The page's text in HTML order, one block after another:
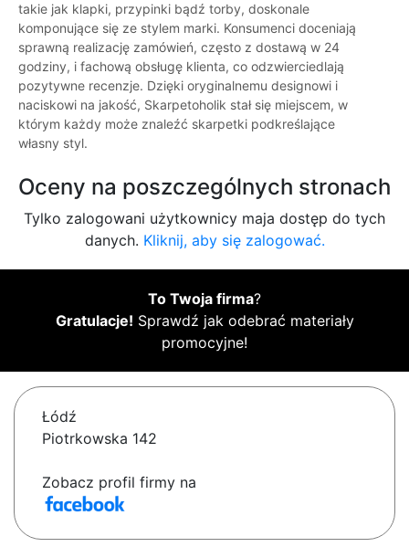
takie jak klapki, przypinki bądź torby, doskonale
komponujące się ze stylem marki. Konsumenci doceniają
sprawną realizację zamówień, często z dostawą w 24
godziny, i fachową obsługę klienta, co odzwierciedlają
pozytywne recenzje. Dzięki oryginalnemu designowi i
naciskowi na jakość, Skarpetoholik stał się miejscem, w
którym każdy może znaleźć skarpetki podkreślające
własny styl.
Oceny na poszczególnych stronach
Tylko zalogowani użytkownicy maja dostęp do tych
danych. Kliknij, aby się zalogować.
To Twoja firma?
Gratulacje! Sprawdź jak odebrać materiały
promocyjne!
Łódź
Piotrkowska 142
Zobacz profil firmy na